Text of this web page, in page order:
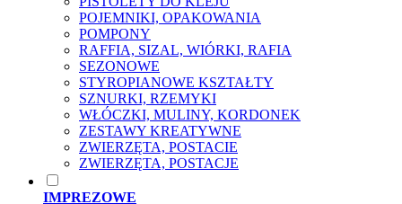
POJEMNIKI, OPAKOWANIA
POMPONY
RAFFIA, SIZAL, WIÓRKI, RAFIA
SEZONOWE
STYROPIANOWE KSZTAŁTY
SZNURKI, RZEMYKI
WŁÓCZKI, MULINY, KORDONEK
ZESTAWY KREATYWNE
ZWIERZĘTA, POSTACIE
ZWIERZĘTA, POSTACJE
IMPREZOWE